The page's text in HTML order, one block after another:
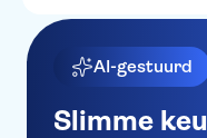
AI-gestuurd
Slimme